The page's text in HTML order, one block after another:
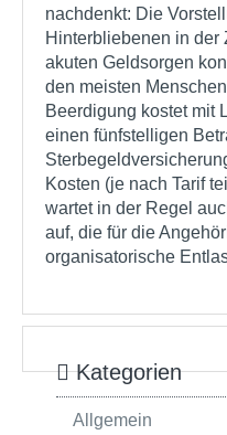
nachdenkt: Die
Hinterbliebenen in der
akuten Geldsorgen
den meisten
Beerdigung kostet mit
einen fünfstelligen
Kosten (je nach Tarif
wartet in der Regel
auf, die für die
organisatorische
Kategorien
Allgemein